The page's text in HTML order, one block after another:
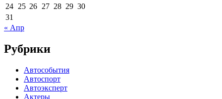
24 25 26 27 28 29 30
31
« Апр
Рубрики
Автособытия
Автоспорт
Автоэксперт
Актеры